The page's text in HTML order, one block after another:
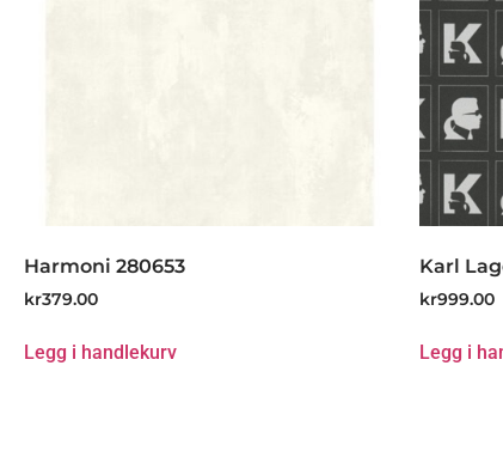
Harmoni 280653
kr379.00
Legg i handlekurv
Karl
kr999.00
Legg i